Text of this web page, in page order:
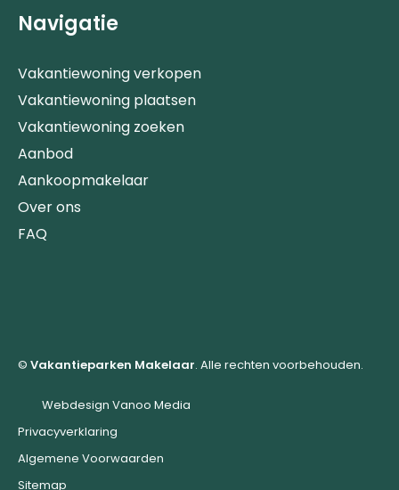
Navigatie
Vakantiewoning verkopen
Vakantiewoning plaatsen
Vakantiewoning zoeken
Aanbod
Aankoopmakelaar
Over ons
FAQ
© Vakantieparken Makelaar. Alle rechten voorbehouden.
Webdesign Vanoo Media
Privacyverklaring
Algemene Voorwaarden
Sitemap